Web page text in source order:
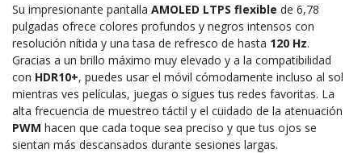
Su impresionante pantalla AMOLED LTPS flexible de 6,78
pulgadas ofrece colores profundos y negros intensos con
resolución nítida y una tasa de refresco de hasta 120 Hz.
Gracias a un brillo máximo muy elevado y a la compatibilidad
con HDR10+, puedes usar el móvil cómodamente incluso al sol
mientras ves películas, juegas o sigues tus redes favoritas. La
alta frecuencia de muestreo táctil y el cuidado de la atenuación
PWM hacen que cada toque sea preciso y que tus ojos se
sientan más descansados durante sesiones largas.